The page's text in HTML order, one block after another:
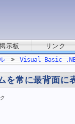
示板 リンク
Visual Basic
を常に最背面に